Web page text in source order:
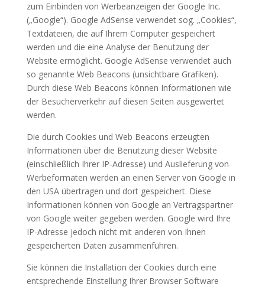
zum Einbinden von Werbeanzeigen der Google Inc.
(„Google“). Google AdSense verwendet sog. „Cookies“,
Textdateien, die auf Ihrem Computer gespeichert
werden und die eine Analyse der Benutzung der
Website ermöglicht. Google AdSense verwendet auch
so genannte Web Beacons (unsichtbare Grafiken).
Durch diese Web Beacons können Informationen wie
der Besucherverkehr auf diesen Seiten ausgewertet
werden.
Die durch Cookies und Web Beacons erzeugten
Informationen über die Benutzung dieser Website
(einschließlich Ihrer IP-Adresse) und Auslieferung von
Werbeformaten werden an einen Server von Google in
den USA übertragen und dort gespeichert. Diese
Informationen können von Google an Vertragspartner
von Google weiter gegeben werden. Google wird Ihre
IP-Adresse jedoch nicht mit anderen von Ihnen
gespeicherten Daten zusammenführen.
Sie können die Installation der Cookies durch eine
entsprechende Einstellung Ihrer Browser Software